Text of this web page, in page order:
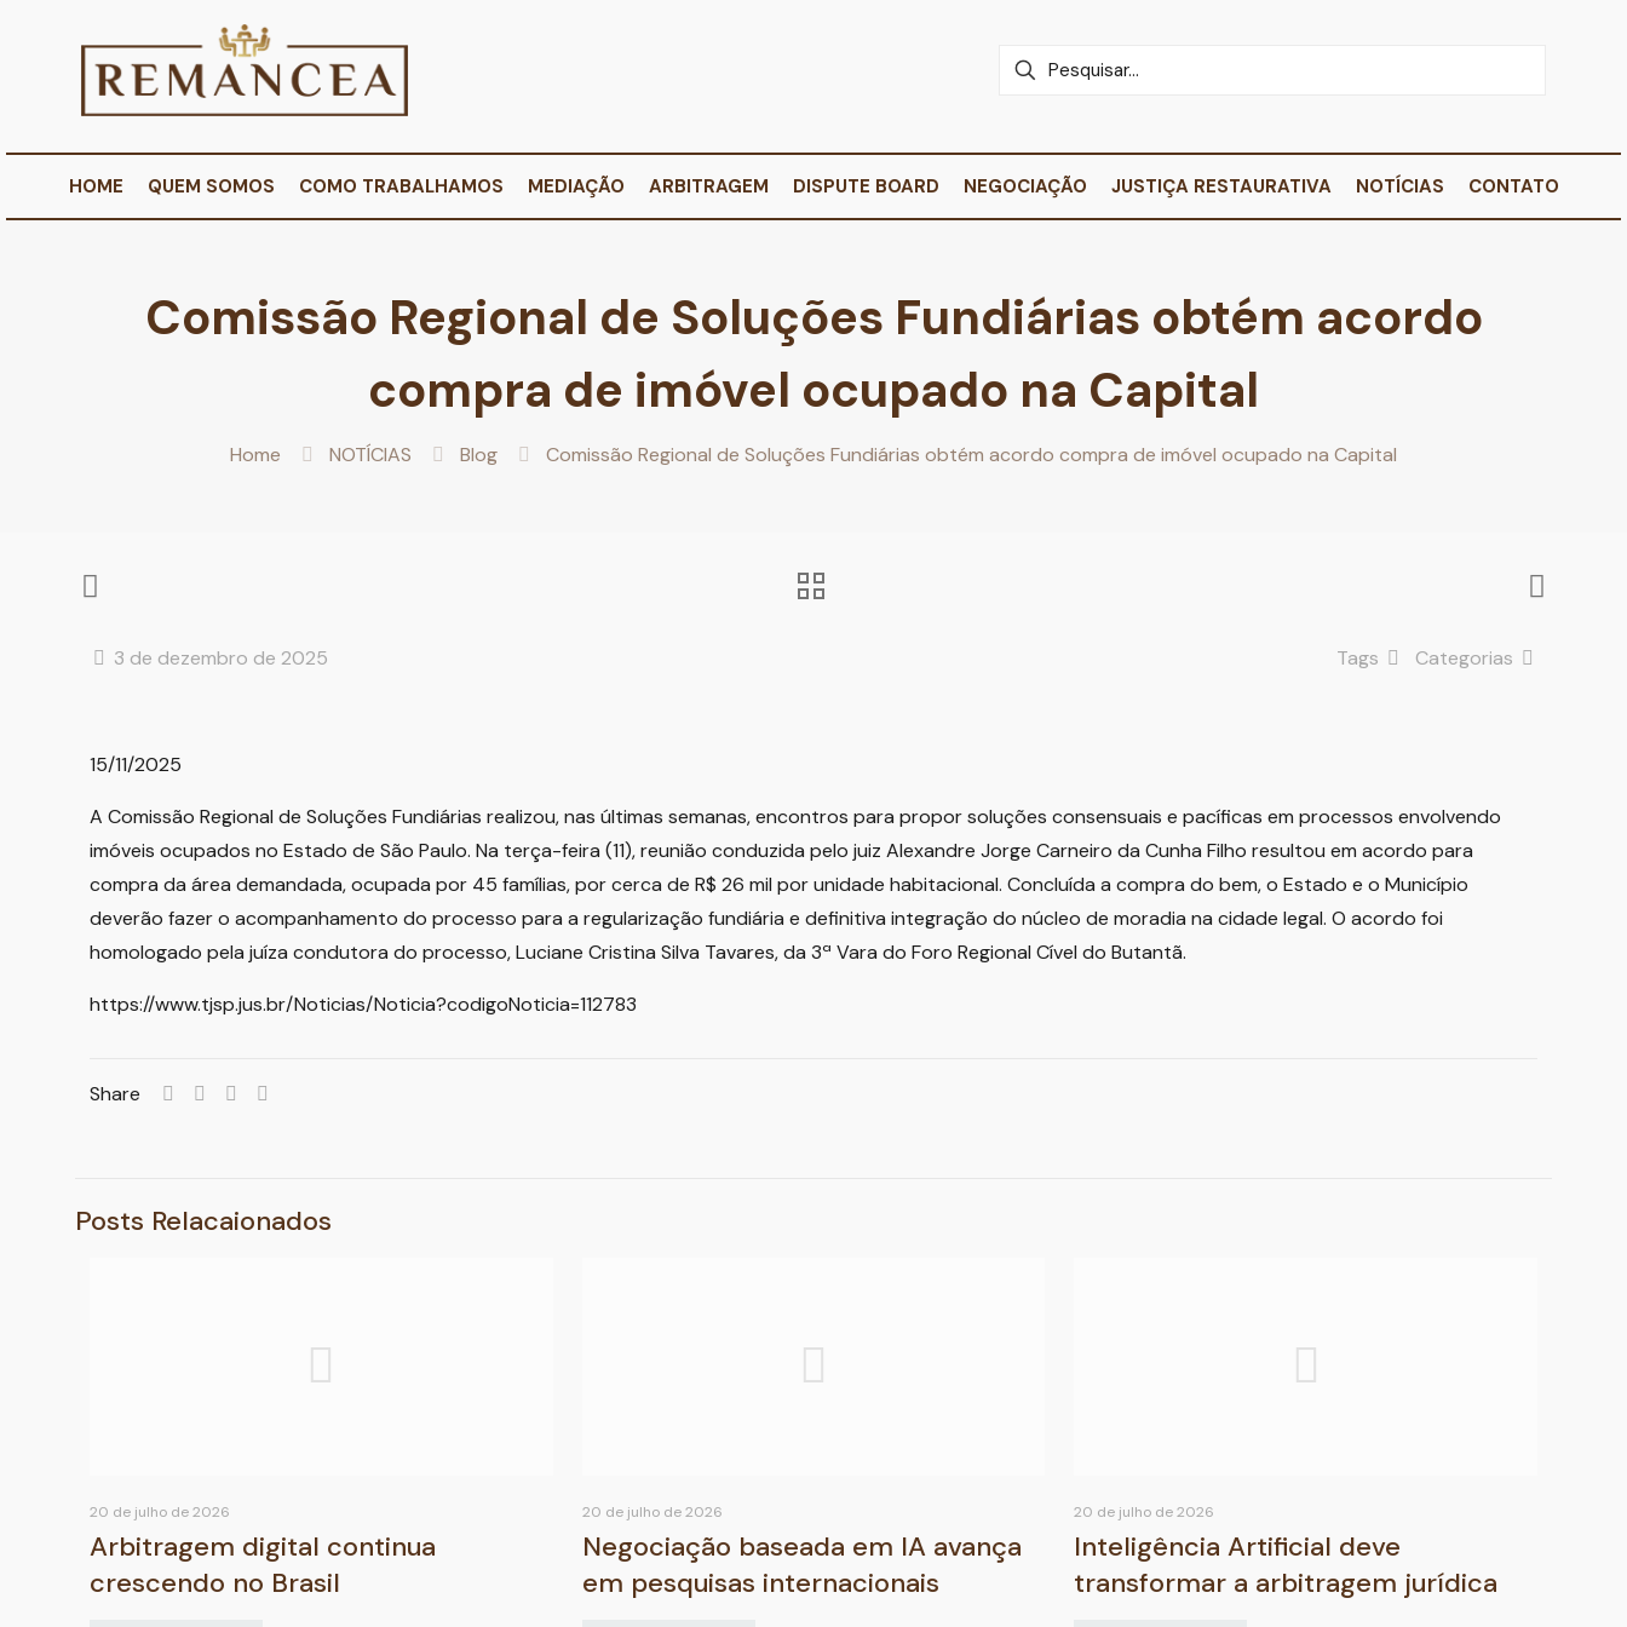
HOME QUEM SOMOS COMO TRABALHAMOS MEDIAÇÃO ARBITRAGEM DISPUTE BOARD NEGOCIAÇÃO JUSTIÇA RESTAURATIVA NOTÍCIAS CONTATO
Comissão Regional de Soluções Fundiárias obtém acordo
compra de imóvel ocupado na Capital
Home NOTÍCIAS Blog Comissão Regional de Soluções Fundiárias obtém acordo compra de imóvel ocupado na Capital
3 de dezembro de 2025 Categorias
Tags
15/11/2025
A Comissão Regional de Soluções Fundiárias realizou, nas últimas semanas, encontros para propor soluções consensuais e pacíficas em processos envolvendo
imóveis ocupados no Estado de São Paulo. Na terça-feira (11), reunião conduzida pelo juiz Alexandre Jorge Carneiro da Cunha Filho resultou em acordo para
compra da área demandada, ocupada por 45 famílias, por cerca de R$ 26 mil por unidade habitacional. Concluída a compra do bem, o Estado e o Município
deverão fazer o acompanhamento do processo para a regularização fundiária e definitiva integração do núcleo de moradia na cidade legal. O acordo foi
homologado pela juíza condutora do processo, Luciane Cristina Silva Tavares, da 3ª Vara do Foro Regional Cível do Butantã.
https://www.tjsp.jus.br/Noticias/Noticia?codigoNoticia=112783
Share
Posts Relacaionados
20 de julho de 2026
Arbitragem digital continua
crescendo no Brasil
20 de julho de 2026
Negociação baseada em IA avança
em pesquisas internacionais
20 de julho de 2026
Inteligência Artificial deve
transformar a arbitragem jurídica